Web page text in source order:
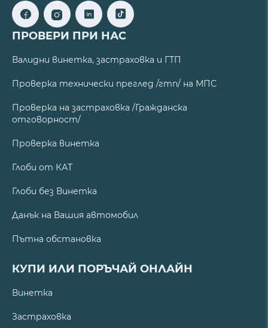
ПРОВЕРИ ПРИ НАС
Валидни винетка, застраховка и ГТП
Проверка технически преглед /гтп/ на МПС
Проверка на застраховка /Гражданска
отговорност/
Проверка винетка
Глоби от КАТ
Глоби без Винетка
Данък на Вашия автомобил
Пътна обстановка
КУПИ ИЛИ ПОРЪЧАЙ ОНЛАЙН
Винетка
Застраховка